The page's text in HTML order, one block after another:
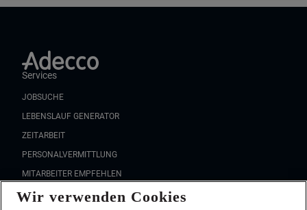
Services
JOBSUCHE
LEBENSLAUF GENERATOR
ZEITARBEIT
PERSONALVERMITTLUNG
MITARBEITER EMPFEHLEN
FAQ
Wir stellen ein!
Wir verwenden Cookies